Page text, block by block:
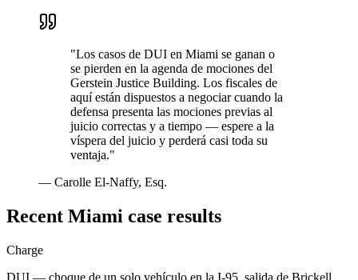
"Los casos de DUI en Miami se ganan o
se pierden en la agenda de mociones del
Gerstein Justice Building. Los fiscales de
aquí están dispuestos a negociar cuando la
defensa presenta las mociones previas al
juicio correctas y a tiempo — espere a la
víspera del juicio y perderá casi toda su
ventaja."
— Carolle El-Naffy, Esq.
Recent Miami case results
Charge
DUI — choque de un solo vehículo en la I-95, salida de Brickell